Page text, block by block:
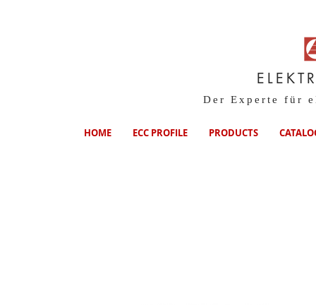
Der Experte für
HOME ECC PROFILE PRODUCTS